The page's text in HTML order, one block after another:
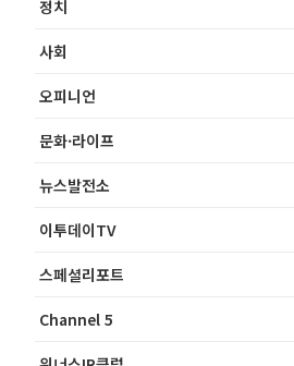
정치
사회
오피니언
문화·라이프
뉴스발전소
이투데이TV
스페셜리포트
Channel 5